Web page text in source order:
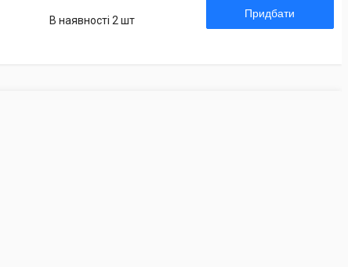
В наявності 2 шт
Придбати